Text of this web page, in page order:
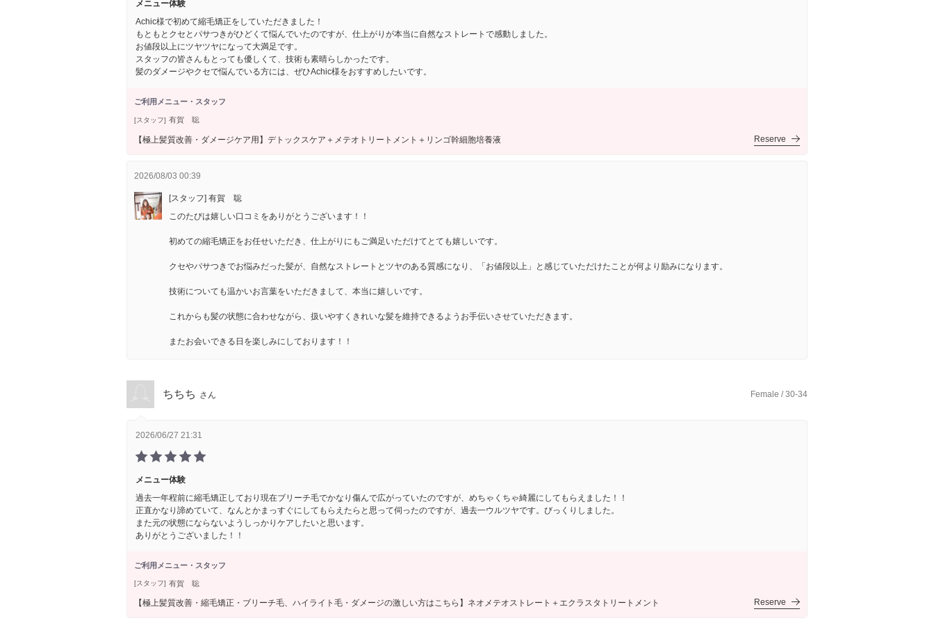
メニュー体験
Achic様で初めて縮毛矯正をしていただきました！
もともとクセとパサつきがひどくて悩んでいたのですが、仕上がりが本当に自然なストレートで感動しました。
お値段以上にツヤツヤになって大満足です。
スタッフの皆さんもとっても優しくて、技術も素晴らしかったです。
髪のダメージやクセで悩んでいる方には、ぜひAchic様をおすすめしたいです。
ご利用メニュー・スタッフ
[スタッフ] 有賀 聡
【極上髪質改善・ダメージケア用】デトックスケア＋メテオトリートメント＋リンゴ幹細胞培養液 Reserve
2026/08/03 00:39
[スタッフ] 有賀 聡
このたびは嬉しい口コミをありがとうございます！！
初めての縮毛矯正をお任せいただき、仕上がりにもご満足いただけてとても嬉しいです。
クセやパサつきでお悩みだった髪が、自然なストレートとツヤのある質感になり、「お値段以上」と感じていただけたことが何より励みになります。
技術についても温かいお言葉をいただきまして、本当に嬉しいです。
これからも髪の状態に合わせながら、扱いやすくきれいな髪を維持できるようお手伝いさせていただきます。
またお会いできる日を楽しみにしております！！
ちちち さん Female / 30-34
2026/06/27 21:31
メニュー体験
過去一年程前に縮毛矯正しており現在ブリーチ毛でかなり傷んで広がっていたのですが、めちゃくちゃ綺麗にしてもらえました！！
正直かなり諦めていて、なんとかまっすぐにしてもらえたらと思って伺ったのですが、過去一ウルツヤです。びっくりしました。
また元の状態にならないようしっかりケアしたいと思います。
ありがとうございました！！
ご利用メニュー・スタッフ
[スタッフ] 有賀 聡
【極上髪質改善・縮毛矯正・ブリーチ毛、ハイライト毛・ダメージの激しい方はこちら】ネオメテオストレート＋エクラスタトリートメント Reserve